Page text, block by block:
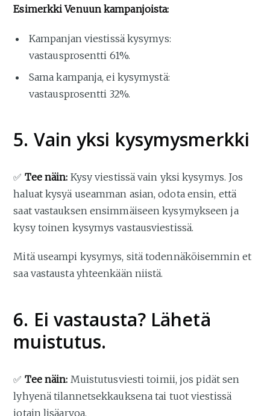
Esimerkki Venuun kampanjoista:
Kampanjan viestissä kysymys:
vastausprosentti 61%.
Sama kampanja, ei kysymystä:
vastausprosentti 32%.
5. Vain yksi kysymysmerkki
✅ Tee näin: Kysy viestissä vain yksi kysymys. Jos
haluat kysyä useamman asian, odota ensin, että
saat vastauksen ensimmäiseen kysymykseen ja
kysy toinen kysymys vastausviestissä.
Mitä useampi kysymys, sitä todennäköisemmin et
saa vastausta yhteenkään niistä.
6. Ei vastausta? Lähetä
muistutus.
✅ Tee näin: Muistutusviesti toimii, jos pidät sen
lyhyenä tilannetsekkauksena tai tuot viestissä
jotain lisäarvoa.